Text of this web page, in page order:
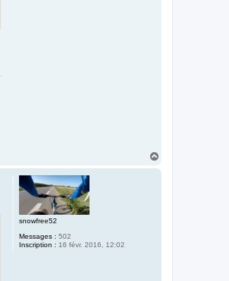
snowfree52
Messages : 502
Inscription : 16 févr. 2016, 12:02